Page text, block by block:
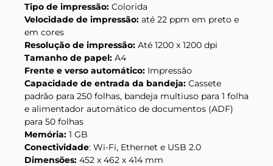
Tipo de impressão: Colorida
Velocidade de impressão: até 22 ppm em preto e
em cores
Resolução de impressão: Até 1200 x 1200 dpi
Tamanho de papel: A4
Frente e verso automático: Impressão
Capacidade de entrada da bandeja: Cassete
padrão para 250 folhas, bandeja multiuso para 1 folha
e alimentador automático de documentos (ADF)
para 50 folhas
Memória: 1 GB
Conectividade: Wi-Fi, Ethernet e USB 2.0
Dimensões: 452 x 462 x 414 mm